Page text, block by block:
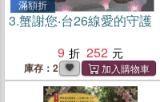
滿額折
3.蟹謝您‧台26線愛的守護
9
252
庫存：2